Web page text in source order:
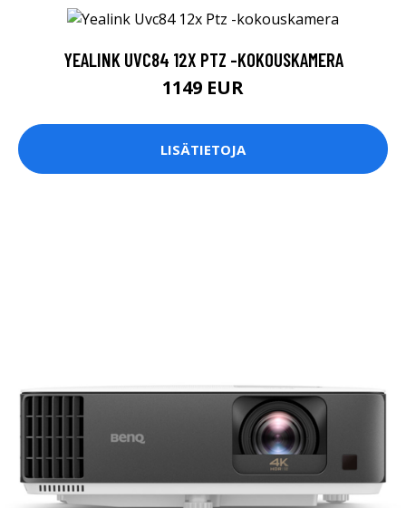
YEALINK UVC84 12X PTZ -KOKOUSKAMERA
1149 EUR
LISÄTIETOJA